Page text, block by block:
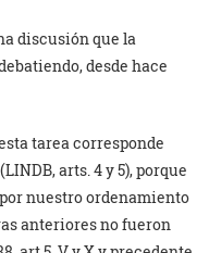
discusión que la
desde hace
tarea corresponde
arts. 4 y 5), porque
nuestro ordenamiento
anteriores no fueron